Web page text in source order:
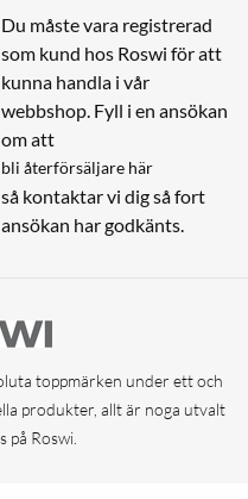
Du måste vara registrerad
som kund hos Roswi för att
kunna handla i vår
webbshop. Fyll i en ansökan
om att
bli återförsäljare här
så kontaktar vi dig så fort
ansökan har godkänts.
toppmärken under ett och
produkter, allt är noga utvalt
på Roswi.